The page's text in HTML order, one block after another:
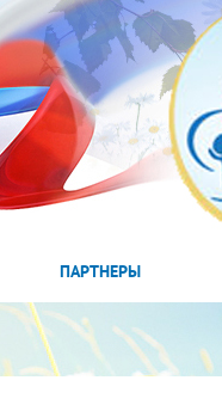
ПАРТНЕРЫ